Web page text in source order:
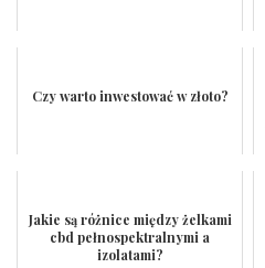
Czy warto inwestować w złoto?
Jakie są różnice między żelkami
cbd pełnospektralnymi a
izolatami?